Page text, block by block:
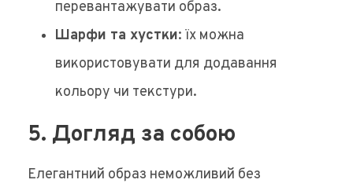
перевантажувати образ.
Шарфи та хустки: їх можна
використовувати для додавання
кольору чи текстури.
5. Догляд за собою
Елегантний образ неможливий без